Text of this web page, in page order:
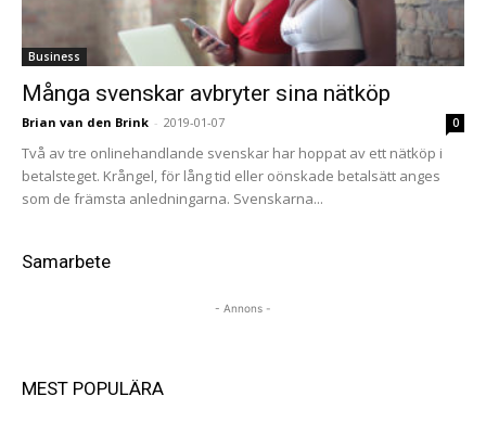
Business
Många svenskar avbryter sina nätköp
Brian van den Brink - 2019-01-07 0
Två av tre onlinehandlande svenskar har hoppat av ett nätköp i
betalsteget. Krångel, för lång tid eller oönskade betalsätt anges
som de främsta anledningarna. Svenskarna...
Samarbete
- Annons -
MEST POPULÄRA